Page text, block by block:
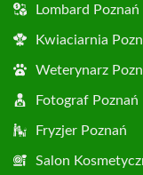
Lombard Poznań
Kwiaciarnia
Weterynarz
Fotograf Poznań
Fryzjer Poznań
Salon